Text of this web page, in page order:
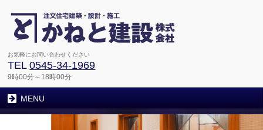
お気軽にお問い合わせください
TEL0545-34-1969
9時00分～18時00分
MENU